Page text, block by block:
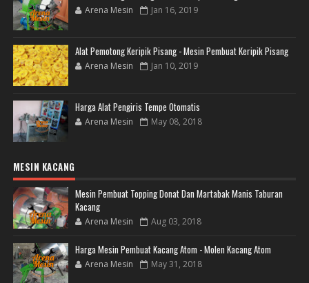
Arena Mesin Jan 16, 2019
Alat Pemotong Keripik Pisang - Mesin Pembuat Keripik Pisang
Arena Mesin Jan 10, 2019
Harga Alat Pengiris Tempe Otomatis
Arena Mesin May 08, 2018
MESIN KACANG
Mesin Pembuat Topping Donat Dan Martabak Manis Taburan
Kacang
Arena Mesin Aug 03, 2018
Harga Mesin Pembuat Kacang Atom - Molen Kacang Atom
Arena Mesin May 31, 2018